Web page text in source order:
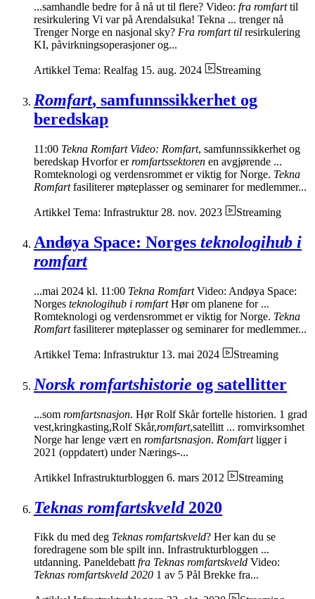
...samhandle bedre for å nå ut til flere? Video: fra romfarttil
resirkulering Vi var på Arendalsuka! Tekna ... trenger nå
Trenger Norge en nasjonal sky? Fra romfart til resirkulering
KI, påvirkningsoperasjoner og...
Artikkel Tema: Realfag 15. aug. 2024 Streaming
Romfart, samfunnssikkerhet og
beredskap
11:00 Tekna Romfart Video: Romfart, samfunnssikkerhet og
beredskap Hvorfor erromfartssektoren en avgjørende ...
Romteknologi og verdensrommet er viktig for Norge. Tekna
Romfartfasiliterer møteplasser og seminarer for medlemmer...
Artikkel Tema: Infrastruktur 28. nov. 2023 Streaming
Andøya Space: Norges teknologihub i
romfart
...mai 2024 kl. 11:00 Tekna RomfartVideo: Andøya Space:
Norges teknologihub i romfartHør om planene for ...
Romteknologi og verdensrommet er viktig for Norge. Tekna
Romfartfasiliterer møteplasser og seminarer for medlemmer...
Artikkel Tema: Infrastruktur 13. mai 2024 Streaming
Norsk romfartshistorie og satellitter
...som romfartsnasjon. Hør Rolf Skår fortelle historien. 1 grad
vest,kringkasting,Rolf Skår,romfart,satellitt ... romvirksomhet
Norge har lenge vært en romfartsnasjon. Romfartligger i
2021 (oppdatert) under Nærings-...
Artikkel Infrastrukturbloggen 6. mars 2012 Streaming
Teknas romfartskveld2020
Fikk du med deg Teknas romfartskveld? Her kan du se
foredragene som ble spilt inn. Infrastrukturbloggen ...
utdanning. Paneldebattfra Teknas romfartskveld Video:
Teknas romfartskveld 2020 1 av 5 Pål Brekke fra...